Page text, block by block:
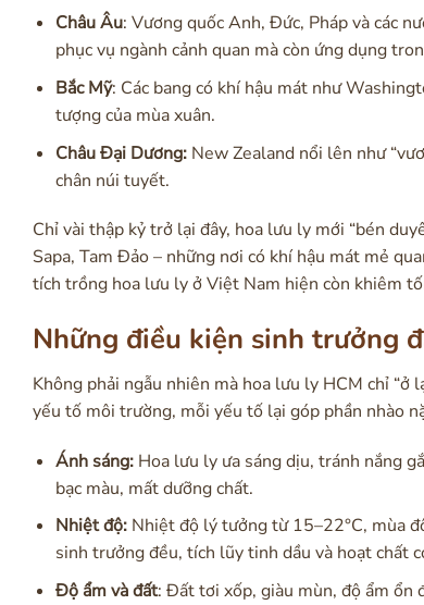
Châu Âu: Vương quốc Anh, Đức, Pháp và các
phục vụ ngành cảnh quan mà còn ứng dụng
Bắc Mỹ: Các bang có khí hậu mát như
tượng của mùa xuân.
Châu Đại Dương:New Zealand nổi lên như
chân núi tuyết.
Chỉ vài thập kỷ trở lại đây, hoa lưu ly mới “bén
Sapa, Tam Đảo – những nơi có khí hậu mát mẻ
tích trồng hoa lưu ly ở Việt Nam hiện còn khiêm
Những điều kiện sinh trưởng
Không phải ngẫu nhiên mà hoa lưu ly HCM chỉ
yếu tố môi trường, mỗi yếu tố lại góp phần nhào
Ánh sáng:Hoa lưu ly ưa sáng dịu, tránh nắng
bạc màu, mất dưỡng chất.
Nhiệt độ:Nhiệt độ lý tưởng từ 15–22°C, mùa
sinh trưởng đều, tích lũy tinh dầu và hoạt chất
Độ ẩm và đất: Đất tơi xốp, giàu mùn, độ ẩm ổn